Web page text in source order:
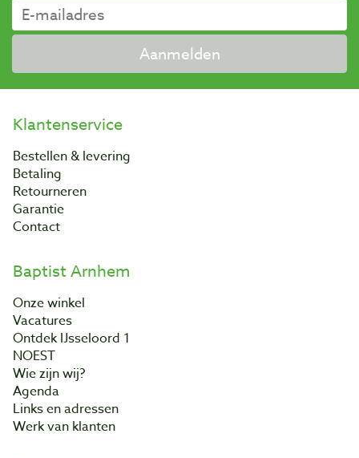
Aanmelden
Klantenservice
Bestellen & levering
Betaling
Retourneren
Garantie
Contact
Baptist Arnhem
Onze winkel
Vacatures
Ontdek IJsseloord 1
NOEST
Wie zijn wij?
Agenda
Links en adressen
Werk van klanten